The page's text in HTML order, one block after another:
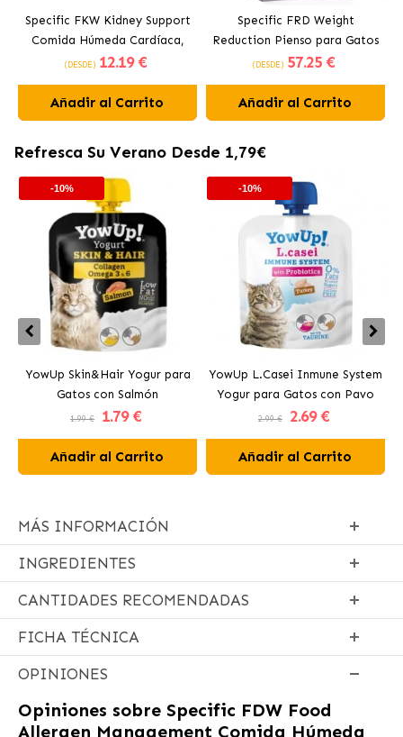
Specific FKW Kidney Support
Comida Húmeda Cardíaca,
Hepática y Renal para Gatos
(DESDE) 12.19 €
Añadir al Carrito
Specific FRD Weight
Reduction Pienso para Gatos
con Sobrepeso
(DESDE) 57.25 €
Añadir al Carrito
Refresca Su Verano Desde 1,79€
-10%
YowUp Skin&Hair Yogur para
Gatos con Salmón
1.99 € 1.79 €
Añadir al Carrito
-10%
YowUp L.Casei Inmune System
Yogur para Gatos con Pavo
2.99 € 2.69 €
Añadir al Carrito
MÁS INFORMACIÓN
INGREDIENTES
CANTIDADES RECOMENDADAS
FICHA TÉCNICA
OPINIONES
Opiniones sobre Specific FDW Food
Allergen Management Comida Húmeda